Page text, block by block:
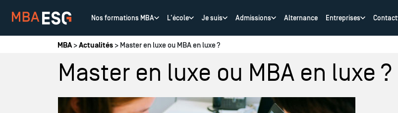
Vous êtes ici
MBA>Actualités > Master en luxe ou MBA en luxe ?
Master en luxe ou MBA en luxe ?
Nos formations MBA L'école Je suis Admissions Alternance Entreprises Contact